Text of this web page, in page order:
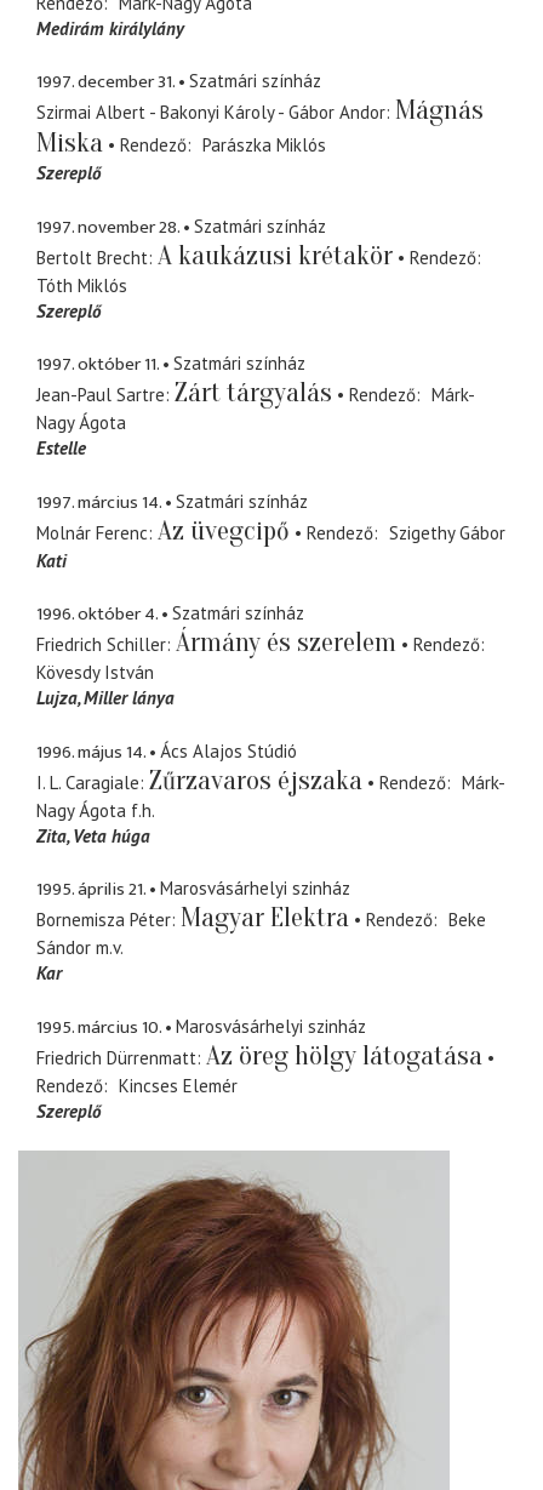
Medirám királylány
1997. december 31.
Szatmári színház
Szirmai Albert - Bakonyi Károly - Gábor Andor Mágnás
Miska
Rendező
Parászka Miklós
Szereplő
1997. november 28.
Szatmári színház
Bertolt Brecht A kaukázusi krétakör
Rendező
Tóth Miklós
Szereplő
1997. október 11.
Szatmári színház
Jean-Paul Sartre Zárt tárgyalás Rendező
Márk-
Nagy Ágota
Estelle
1997. március 14.
Szatmári színház
Molnár Ferenc Az üvegcipő Rendező
Szigethy Gábor
Kati
1996. október 4.
Szatmári színház
Friedrich Schiller Ármány és szerelem
Rendező
Kövesdy István
Lujza Miller lánya
1996. május 14.
Ács Alajos Stúdió
I. L. Caragiale Zűrzavaros éjszaka Rendező
Márk-
Nagy Ágota f.h.
Zita Veta húga
1995. április 21.
Marosvásárhelyi szinház
Bornemisza Péter Magyar Elektra Rendező
Beke
Sándor m.v.
Kar
1995. március 10.
Marosvásárhelyi szinház
Friedrich Dürrenmatt Az öreg hölgy látogatása
Rendező
Kincses Elemér
Szereplő